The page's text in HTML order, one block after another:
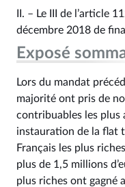
II. – Le III de l’article
décembre 2018 de
Exposé
Lors du mandat
majorité ont pris de
contribuables les plus
instauration de la flat
Français les plus
plus de 1,5 millions
plus riches ont gagné